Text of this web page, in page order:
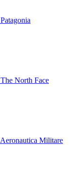
Patagonia
The North Face
Aeronautica Militare